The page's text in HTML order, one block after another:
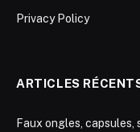
Privacy Policy
ARTICLES
Faux ongles, capsules,